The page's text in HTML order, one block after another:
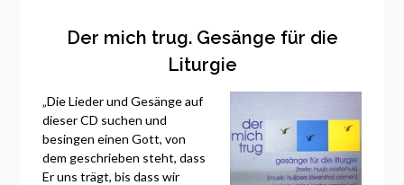
Der mich trug. Gesänge für die
Liturgie
„Die Lieder und Gesänge auf
dieser CD suchen und
besingen einen Gott, von
dem geschrieben steht, dass
Er uns trägt, bis dass wir